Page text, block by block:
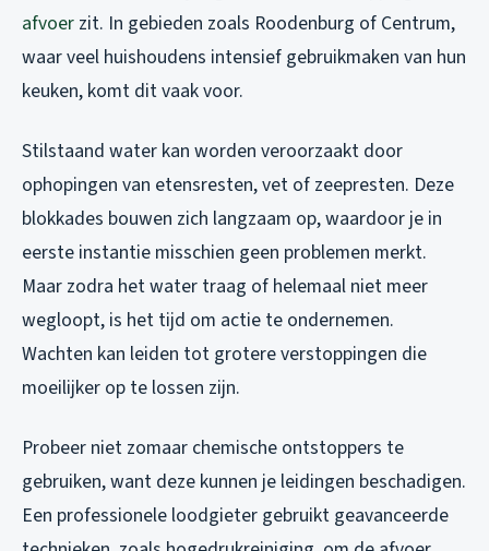
afvoer zit. In gebieden zoals Roodenburg of Centrum,
waar veel huishoudens intensief gebruikmaken van hun
keuken, komt dit vaak voor.
Stilstaand water kan worden veroorzaakt door
ophopingen van etensresten, vet of zeepresten. Deze
blokkades bouwen zich langzaam op, waardoor je in
eerste instantie misschien geen problemen merkt.
Maar zodra het water traag of helemaal niet meer
wegloopt, is het tijd om actie te ondernemen.
Wachten kan leiden tot grotere verstoppingen die
moeilijker op te lossen zijn.
Probeer niet zomaar chemische ontstoppers te
gebruiken, want deze kunnen je leidingen beschadigen.
Een professionele loodgieter gebruikt geavanceerde